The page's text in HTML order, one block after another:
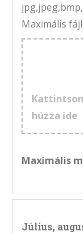
Maximális
húzza ide
Maximális
Július,